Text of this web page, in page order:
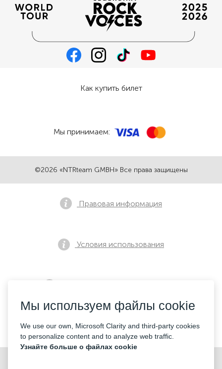
©2026 «NTRteam GMBH» Все права защищены
Как купить билет
Мы принимаем:
Правовая информация
Условия использования
Контакты
Мы используем файлы cookie
We use our own, Microsoft Clarity and third-party cookies
to personalize content and to analyze web traffic.
Узнайте больше о файлах cookie